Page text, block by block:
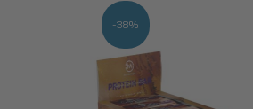
-38%